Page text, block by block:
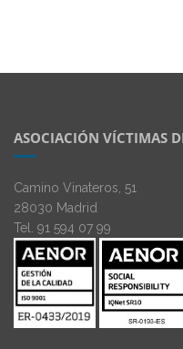
ASOCIACIÓN VÍCTIMAS
Camino Vinateros, 51
28030 Madrid
Tel. 91 594 07 99